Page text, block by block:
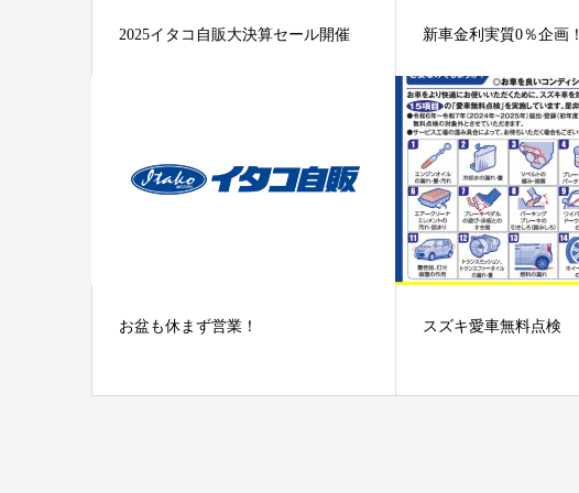
2025イタコ自販大決算セール開催 新車金利実質0％企画！
お盆も休まず営業！ スズキ愛車無料点検